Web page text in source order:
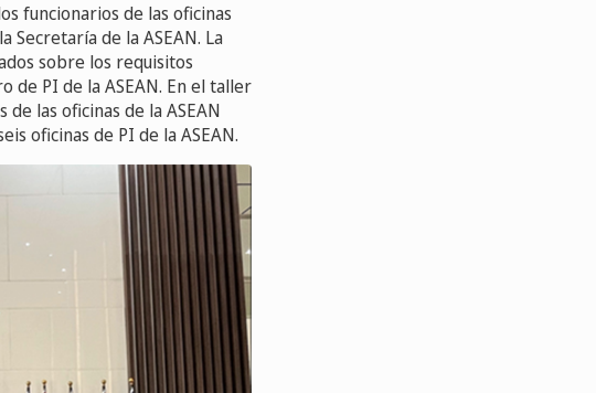
funcionarios de las oficinas
Secretaría de la ASEAN. La
sobre los requisitos
de PI de la ASEAN. En el taller
las oficinas de la ASEAN
oficinas de PI de la ASEAN.